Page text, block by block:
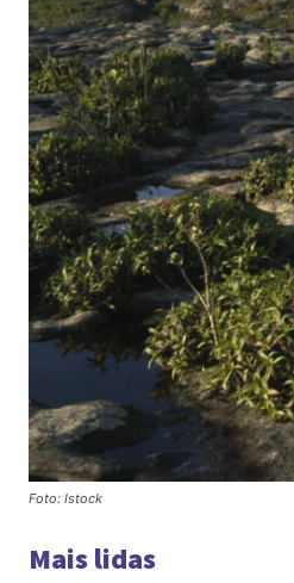
Foto: Istock
Mais lidas